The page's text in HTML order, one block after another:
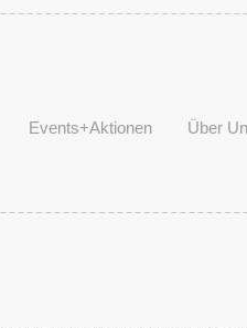
Events+Aktionen Über